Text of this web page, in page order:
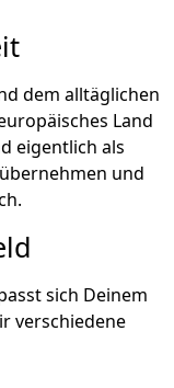
dem alltäglichen
Land
eigentlich als
und
sich Deinem
verschiedene